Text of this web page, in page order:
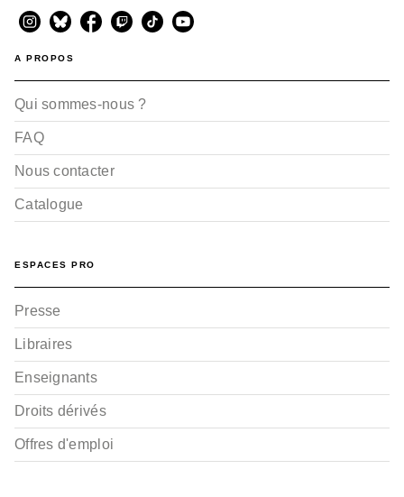
A PROPOS
Qui sommes-nous ?
FAQ
Nous contacter
Catalogue
ESPACES PRO
Presse
Libraires
Enseignants
Droits dérivés
Offres d'emploi